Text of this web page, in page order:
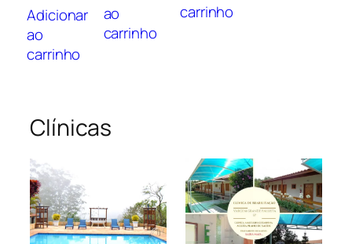
Adicionar
ao
carrinho
ao
carrinho
carrinho
Clínicas